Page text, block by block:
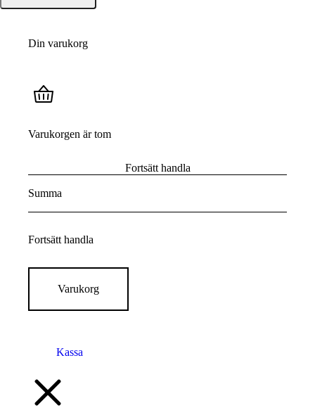
Din varukorg
Varukorgen är tom
Fortsätt handla
Summa
Fortsätt handla
Varukorg
Kassa